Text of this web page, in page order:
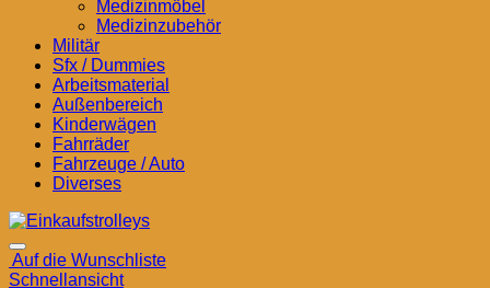
Medizinmöbel
Medizinzubehör
Militär
Sfx / Dummies
Arbeitsmaterial
Außenbereich
Kinderwägen
Fahrräder
Fahrzeuge / Auto
Diverses
Auf die Wunschliste
Schnellansicht